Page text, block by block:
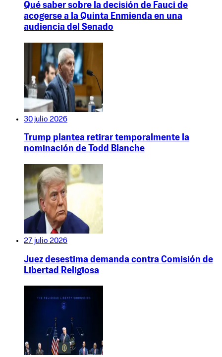
Qué saber sobre la decisión de Fauci de
acogerse a la Quinta Enmienda en una
audiencia del Senado
30 julio 2026
Trump plantea retirar temporalmente la
nominación de Todd Blanche
27 julio 2026
Juez desestima demanda contra Comisión de
Libertad Religiosa